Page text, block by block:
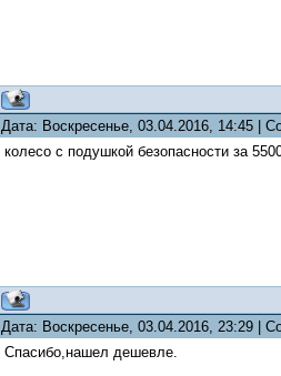
Дата: Воскресенье, 03.04.2016, 14:45 |
колесо с подушкой безопасности за
Дата: Воскресенье, 03.04.2016, 23:29 |
Спасибо,нашел дешевле.